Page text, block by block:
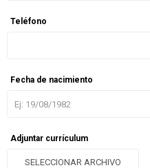
Teléfono
Fecha de nacimiento
Adjuntar currículum
SELECCIONAR ARCHIVO